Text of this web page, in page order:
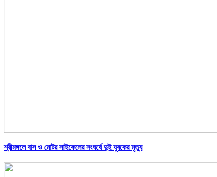
শ্রীমঙ্গলে বাস ও মোটর সাইকেলের সংঘর্ষে দুই যুবকের মৃত্যু